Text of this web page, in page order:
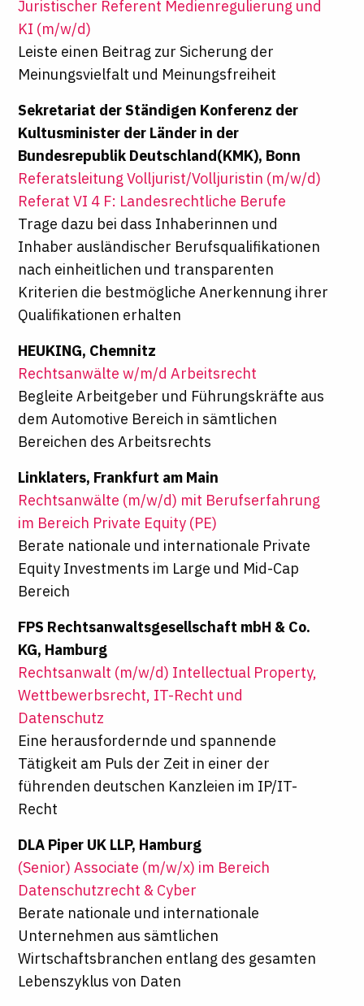
Juristischer Referent Medienregulierung und
KI (m/w/d)
Leiste einen Beitrag zur Sicherung der
Meinungsvielfalt und Meinungsfreiheit
Sekretariat der Ständigen Konferenz der
Kultusminister der Länder in der
Bundesrepublik Deutschland(KMK), Bonn
Referatsleitung Volljurist/Volljuristin (m/w/d)
Referat VI 4 F: Landesrechtliche Berufe
Trage dazu bei dass Inhaberinnen und
Inhaber ausländischer Berufsqualifikationen
nach einheitlichen und transparenten
Kriterien die bestmögliche Anerkennung ihrer
Qualifikationen erhalten
HEUKING, Chemnitz
Rechtsanwälte w/m/d Arbeitsrecht
Begleite Arbeitgeber und Führungskräfte aus
dem Automotive Bereich in sämtlichen
Bereichen des Arbeitsrechts
Linklaters, Frankfurt am Main
Rechtsanwälte (m/w/d) mit Berufserfahrung
im Bereich Private Equity (PE)
Berate nationale und internationale Private
Equity Investments im Large und Mid-Cap
Bereich
FPS Rechtsanwaltsgesellschaft mbH & Co.
KG, Hamburg
Rechtsanwalt (m/w/d) Intellectual Property,
Wettbewerbsrecht, IT-Recht und
Datenschutz
Eine herausfordernde und spannende
Tätigkeit am Puls der Zeit in einer der
führenden deutschen Kanzleien im IP/IT-
Recht
DLA Piper UK LLP, Hamburg
(Senior) Associate (m/w/x) im Bereich
Datenschutzrecht & Cyber
Berate nationale und internationale
Unternehmen aus sämtlichen
Wirtschaftsbranchen entlang des gesamten
Lebenszyklus von Daten